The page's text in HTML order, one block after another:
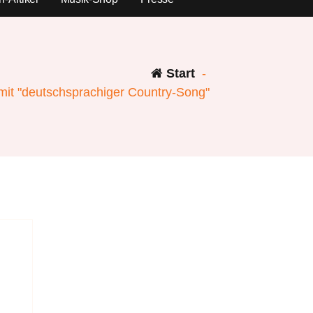
Start -
"deutschsprachiger Country-Song"